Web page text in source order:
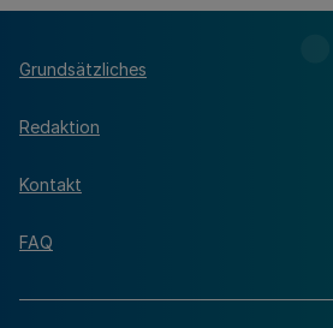
Grundsätzliches
Redaktion
Kontakt
FAQ